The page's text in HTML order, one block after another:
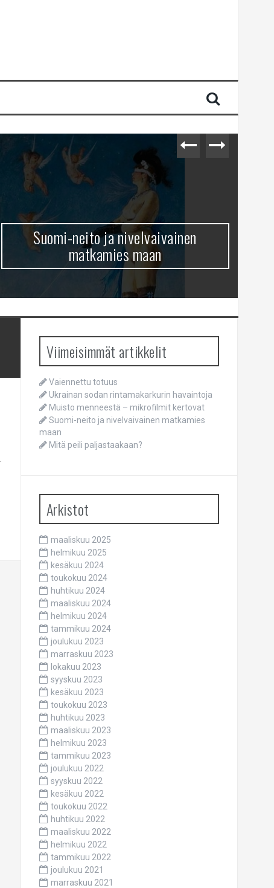
Suomi-neito ja nivelvaivainen
matkamies maan
Viimeisimmät artikkelit
Vaiennettu totuus
Ukrainan sodan rintamakarkurin havaintoja
Muisto menneestä – mikrofilmit kertovat
Suomi-neito ja nivelvaivainen matkamies
maan
Mitä peili paljastaakaan?
Arkistot
maaliskuu 2025
helmikuu 2025
kesäkuu 2024
toukokuu 2024
huhtikuu 2024
maaliskuu 2024
helmikuu 2024
tammikuu 2024
joulukuu 2023
marraskuu 2023
lokakuu 2023
syyskuu 2023
kesäkuu 2023
toukokuu 2023
huhtikuu 2023
maaliskuu 2023
helmikuu 2023
tammikuu 2023
joulukuu 2022
syyskuu 2022
kesäkuu 2022
toukokuu 2022
huhtikuu 2022
maaliskuu 2022
helmikuu 2022
tammikuu 2022
joulukuu 2021
marraskuu 2021